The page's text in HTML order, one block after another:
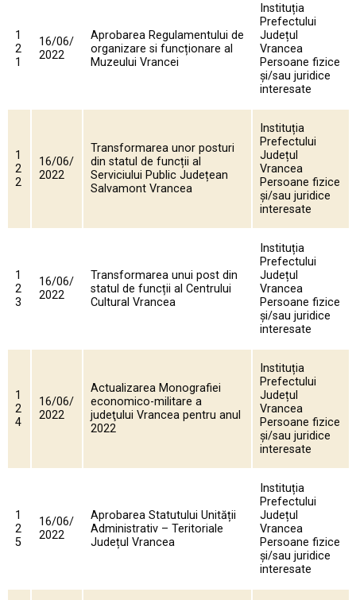
1
2
1
16/06/
2022
Aprobarea Regulamentului de
organizare si funcționare al
Muzeului Vrancei
Instituția
Prefectului
Județul
Vrancea
Persoane fizice
și/sau juridice
interesate
1
2
2
16/06/
2022
Transformarea unor posturi
din statul de funcții al
Serviciului Public Județean
Salvamont Vrancea
Instituția
Prefectului
Județul
Vrancea
Persoane fizice
și/sau juridice
interesate
1
2
3
16/06/
2022
Transformarea unui post din
statul de funcții al Centrului
Cultural Vrancea
Instituția
Prefectului
Județul
Vrancea
Persoane fizice
și/sau juridice
interesate
1
2
4
16/06/
2022
Actualizarea Monografiei
economico-militare a
judeţului Vrancea pentru anul
2022
Instituția
Prefectului
Județul
Vrancea
Persoane fizice
și/sau juridice
interesate
1
2
5
16/06/
2022
Aprobarea Statutului Unității
Administrativ – Teritoriale
Județul Vrancea
Instituția
Prefectului
Județul
Vrancea
Persoane fizice
și/sau juridice
interesate